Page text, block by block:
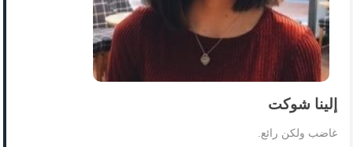
إلينا شوكت
غاضب ولكن رائع.